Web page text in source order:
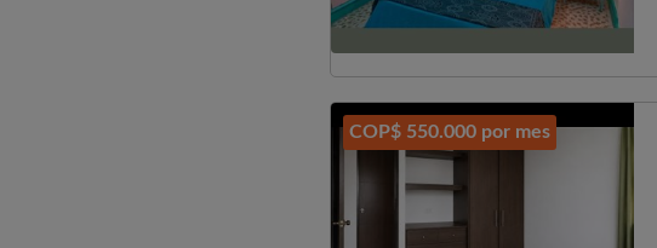
COP$ 550.000 por mes